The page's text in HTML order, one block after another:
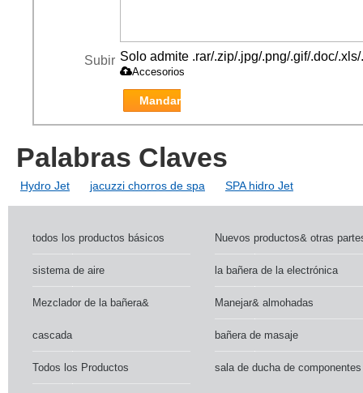
Subir Solo admite .rar/.zip/.jpg/.png/.gif/.doc/
Accesorios
Mandar
Palabras Claves
Hydro Jet jacuzzi chorros de spa SPA hidro Jet
todos los productos básicos Nuevos productos& otras
sistema de aire la bañera de la electrónica
Mezclador de la bañera&
cascada
Manejar& almohadas
bañera de masaje
Todos los Productos sala de ducha de componentes